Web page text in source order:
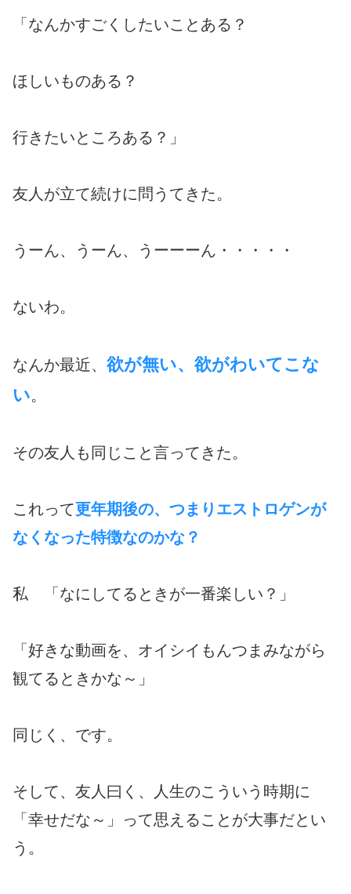
「なんかすごくしたいことある？
ほしいものある？
行きたいところある？」
友人が立て続けに問うてきた。
うーん、うーん、うーーーん・・・・・
ないわ。
なんか最近、 欲が無い、欲がわいてこな
い。
その友人も同じこと言ってきた。
これって更年期後の、つまりエストロゲンが
なくなった特徴なのかな？
私 「なにしてるときが一番楽しい？」
「好きな動画を、オイシイもんつまみながら
観てるときかな～」
同じく、です。
そして、友人曰く、人生のこういう時期に
「幸せだな～」って思えることが大事だとい
う。